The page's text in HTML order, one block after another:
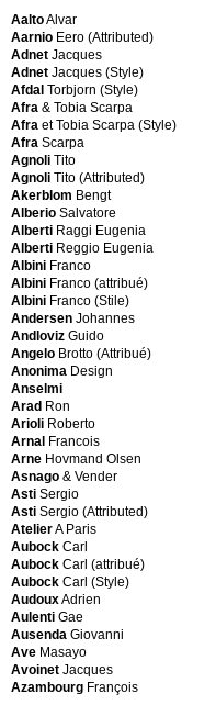
Afdal
Torbjorn
(Style)
Afra
&
Tobia
Scarpa
Afra
et
Tobia
Scarpa
(Style)
Afra
Scarpa
Agnoli
Tito
Agnoli
Tito
(Attributed)
Akerblom
Bengt
Alberio
Salvatore
Alberti
Raggi
Eugenia
Alberti
Reggio
Eugenia
Albini
Franco
Albini
Franco
(attribué)
Albini
Franco
(Stile)
Andersen
Johannes
Acerbis
Masonite
AEG
Aerozon
Agliana
Italy
Airbone
Akari
Akerblom
Chair
Albisola
Albisola
Capo
Alcyone
Aldo
Tura
Aleph
for
Driade
Alessi
Alessi
D'Après
Alessio
Tasca
Alias
Alias
Limited
Allibert
Alumag
Ama
Elastik
Amba
American
production
Amini
Amini
Carpets
Anatolia
Karapinar
AaltoAlvar
Aarnio Eero (Attributed)
Adnet Jacques
Adnet Jacques (Style)
Afdal Torbjorn (Style)
Afra & Tobia Scarpa
Afra et Tobia Scarpa (Style)
Afra Scarpa
Agnoli Tito
Agnoli Tito (Attributed)
Akerblom Bengt
Alberio Salvatore
Alberti Raggi Eugenia
Alberti Reggio Eugenia
Albini Franco
Albini Franco (attribué)
Albini Franco (Stile)
Andersen Johannes
Andloviz Guido
Angelo Brotto (Attribué)
Anonima Design
Anselmi
Arad Ron
Arioli Roberto
Arnal Francois
Arne Hovmand Olsen
Asnago & Vender
Asti Sergio
Asti Sergio (Attributed)
AtelierA Paris
Aubock Carl
Aubock Carl (attribué)
Aubock Carl (Style)
AudouxAdrien
Aulenti Gae
Ausenda Giovanni
Ave Masayo
Avoinet Jacques
Azambourg François